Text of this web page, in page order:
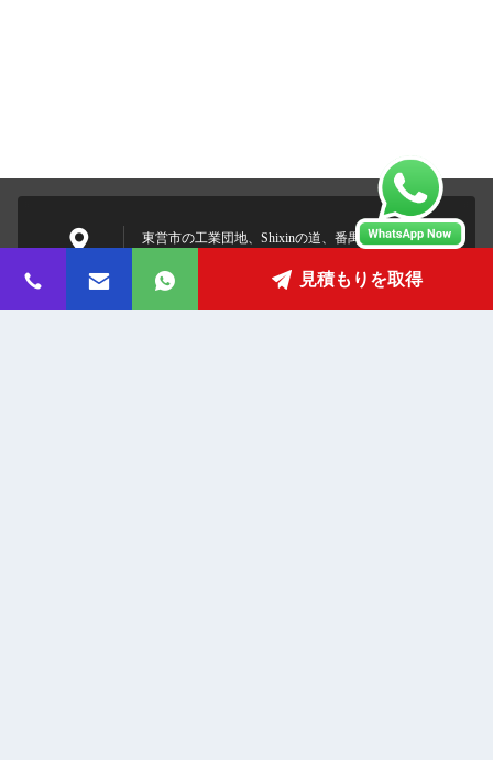
東営市の工業団地、Shixinの道、番禺区、広東省、中
見積もりを取得